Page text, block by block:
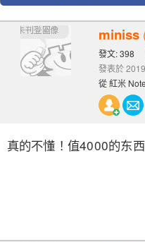
miniss
發文: 398
發表於
從 紅米
真的不懂！值4000的东